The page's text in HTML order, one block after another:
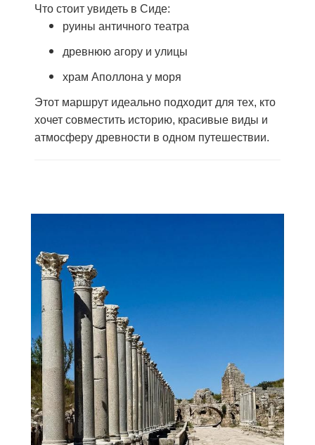
Что стоит увидеть в Сиде:
руины античного театра
древнюю агору и улицы
храм Аполлона у моря
Этот маршрут идеально подходит для тех, кто
хочет совместить историю, красивые виды и
атмосферу древности в одном путешествии.